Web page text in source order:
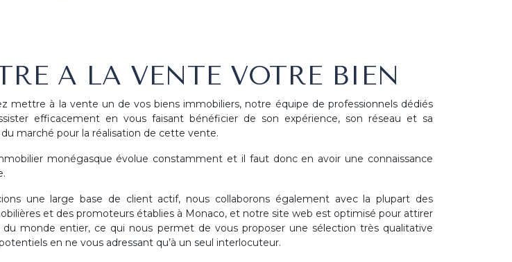
A LA VENTE VOTRE BIEN
mettre à la vente un de vos biens immobiliers, notre équipe de professionnels dédiés
efficacement en vous faisant bénéficier de son expérience, son réseau et sa
marché pour la réalisation de cette vente.
monégasque évolue constamment et il faut donc en avoir une connaissance
une large base de client actif, nous collaborons également avec la plupart des
et des promoteurs établies à Monaco, et notre site web est optimisé pour attirer
du monde entier, ce qui nous permet de vous proposer une sélection très qualitative
en ne vous adressant qu’à un seul interlocuteur.